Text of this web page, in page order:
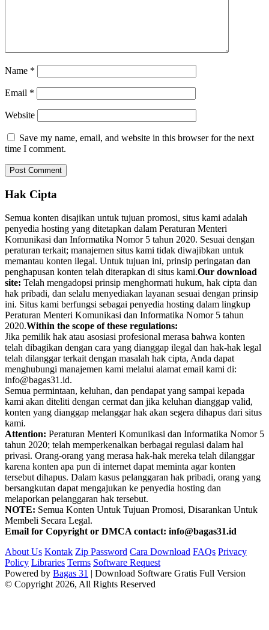
Name *
Email *
Website
Save my name, email, and website in this browser for the next
time I comment.
Hak Cipta
Semua konten disajikan untuk tujuan promosi, situs kami adalah
penyedia hosting yang ditetapkan dalam Peraturan Menteri
Komunikasi dan Informatika Nomor 5 tahun 2020. Sesuai dengan
peraturan terkait; manajemen situs kami tidak diwajibkan untuk
memantau konten ilegal. Untuk tujuan ini, prinsip peringatan dan
penghapusan konten telah diterapkan di situs kami.Our download
site: Telah mengadopsi prinsip menghormati hukum, hak cipta dan
hak pribadi, dan selalu menyediakan layanan sesuai dengan prinsip
ini. Situs kami berfungsi sebagai penyedia hosting dalam lingkup
Peraturan Menteri Komunikasi dan Informatika Nomor 5 tahun
2020.Within the scope of these regulations:
Jika pemilik hak atau asosiasi profesional merasa bahwa konten
telah dibagikan dengan cara yang dianggap ilegal dan hak-hak legal
telah dilanggar terkait dengan masalah hak cipta, Anda dapat
menghubungi manajemen kami melalui alamat email kami di:
info@bagas31.id.
Semua permintaan, keluhan, dan pendapat yang sampai kepada
kami akan diteliti dengan cermat dan jika keluhan dianggap valid,
konten yang dianggap melanggar hak akan segera dihapus dari situs
kami.
Attention: Peraturan Menteri Komunikasi dan Informatika Nomor 5
tahun 2020; telah memperkenalkan berbagai regulasi dalam hal
privasi. Orang-orang yang merasa hak-hak mereka telah dilanggar
karena konten apa pun di internet dapat meminta agar konten
tersebut dihapus. Dalam kasus pelanggaran hak pribadi, orang yang
bersangkutan dapat mengajukan ke penyedia hosting dan
melaporkan pelanggaran hak tersebut.
NOTE: Semua Konten Untuk Tujuan Promosi, Disarankan Untuk
Membeli Secara Legal.
Email for Copyright or DMCA contact: info@bagas31.id
About Us Kontak Zip Password Cara Download FAQs Privacy
Policy Libraries Terms Software Request
Powered by Bagas 31 | Download Software Gratis Full Version
© Copyright 2026, All Rights Reserved